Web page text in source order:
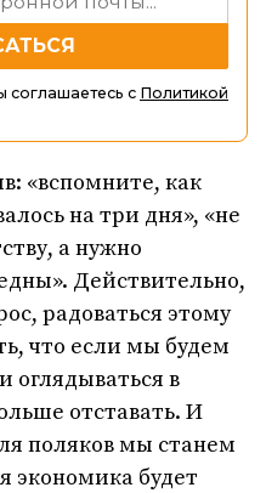
соглашаетесь с Политикой
«вспомните, как
на три дня», «не
а нужно
Действительно,
радоваться этому
что если мы будем
оглядываться в
отставать. И
поляков мы станем
экономика будет